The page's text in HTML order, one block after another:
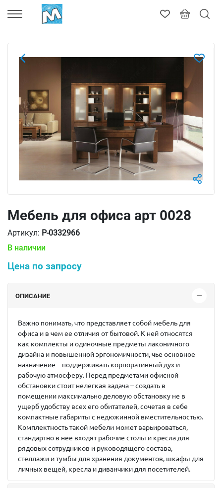
Мебель для офиса арт 0028
Артикул: P-0332966
В наличии
Цена по запросу
ОПИСАНИЕ
Важно понимать, что представляет собой мебель для
офиса и в чем ее отличия от бытовой. К ней относятся
как комплекты и одиночные предметы лаконичного
дизайна и повышенной эргономичности, чье основное
назначение – поддерживать корпоративный дух и
рабочую атмосферу. Перед предметами офисной
обстановки стоит нелегкая задача – создать в
помещении максимально деловую обстановку не в
ущерб удобству всех его обитателей, сочетая в себе
компактные габариты с недюжинной вместительностью.
Комплектность такой мебели может варьироваться,
стандартно в нее входят рабочие столы и кресла для
рядовых сотрудников и руководящего состава,
стеллажи и тумбы для хранения документов, шкафы для
личных вещей, кресла и диванчики для посетителей.